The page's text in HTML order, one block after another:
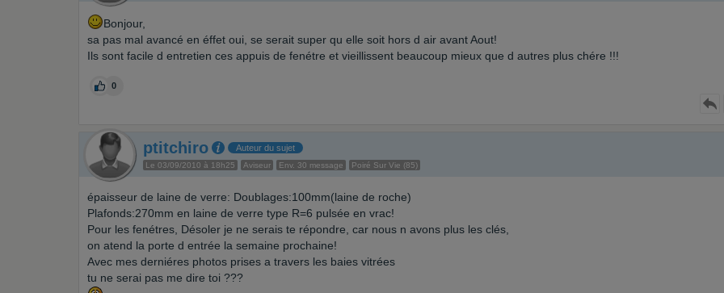
Bonjour,
sa pas mal avancé en éffet oui, se serait super qu elle soit hors d air avant Aout!
Ils sont facile d entretien ces appuis de fenétre et vieillissent beaucoup mieux que d autres plus chére !!!
0
ptitchiro Auteur du sujet
Le 03/09/2010 à 18h25 Aviseur Env. 30 message Poiré Sur Vie (85)
épaisseur de laine de verre: Doublages:100mm(laine de roche)
Plafonds:270mm en laine de verre type R=6 pulsée en vrac!
Pour les fenétres, Désoler je ne serais te répondre, car nous n avons plus les clés,
on atend la porte d entrée la semaine prochaine!
Avec mes derniéres photos prises a travers les baies vitrées
tu ne serai pas me dire toi ???